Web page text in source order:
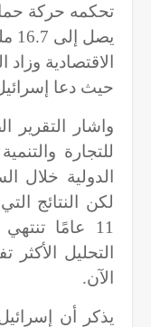
تحكمه حركة
الاقتصادية
حيث دعا
واشار التقرير
للتجارة
الدولية خلال
لكن النتائج
التحليل
الآن.